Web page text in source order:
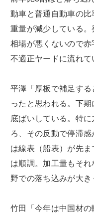
動車と普通自動車の
重量が減少している。
相場が悪くないので
不適正ヤードに流れて
平澤「厚板で補足す
ったと思われる。下
底ばいしている。特
ろ、その反動で停滞
は線表（船表）が先
は順調。加工量もそ
野での落ち込みが大き
竹田「今年は中国材